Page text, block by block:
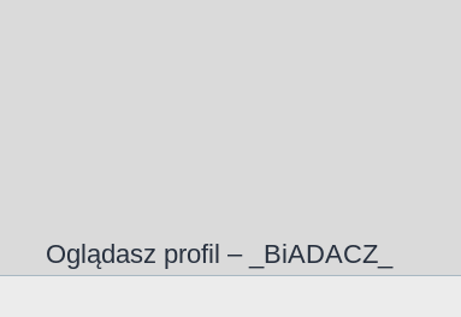
Oglądasz profil – _BiADACZ_